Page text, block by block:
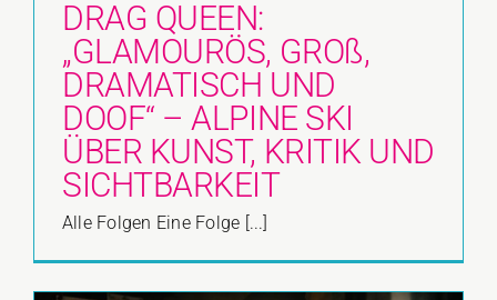
DRAG QUEEN:
„GLAMOURÖS, GROß,
DRAMATISCH UND
DOOF“ – ALPINE SKI
ÜBER KUNST, KRITIK UND
SICHTBARKEIT
Alle Folgen Eine Folge [...]